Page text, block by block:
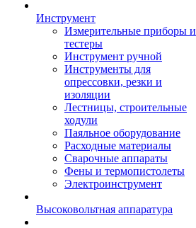
Инструмент
Измерительные приборы и
тестеры
Инструмент ручной
Инструменты для
опрессовки, резки и
изоляции
Лестницы, строительные
ходули
Паяльное оборудование
Расходные материалы
Сварочные аппараты
Фены и термопистолеты
Электроинструмент
Высоковольтная аппаратура